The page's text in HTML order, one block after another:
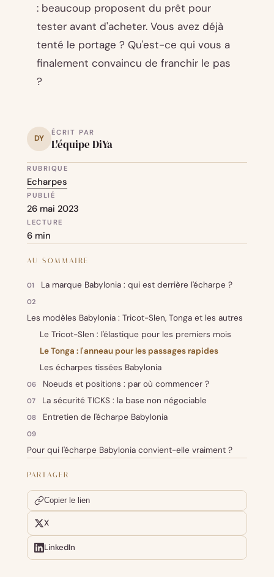
DY
ÉCRIT PAR
L'équipe DiYa
RUBRIQUE
Echarpes
PUBLIÉ
26 mai 2023
LECTURE
6 min
AU SOMMAIRE
La marque Babylonia : qui est derrière l'écharpe ?
Les modèles Babylonia : Tricot-Slen, Tonga et les autres
Le Tricot-Slen : l'élastique pour les premiers mois
Le Tonga : l'anneau pour les passages rapides
Les écharpes tissées Babylonia
Noeuds et positions : par où commencer ?
La sécurité TICKS : la base non négociable
Entretien de l'écharpe Babylonia
Pour qui l'écharpe Babylonia convient-elle vraiment ?
PARTAGER
Copier le lien
X
LinkedIn
: beaucoup proposent du prêt pour
tester avant d'acheter. Vous avez déjà
tenté le portage ? Qu'est-ce qui vous a
finalement convaincu de franchir le pas
?